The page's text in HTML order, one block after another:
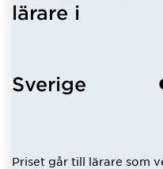
lärare i
Sverige
Priset går till lärare som